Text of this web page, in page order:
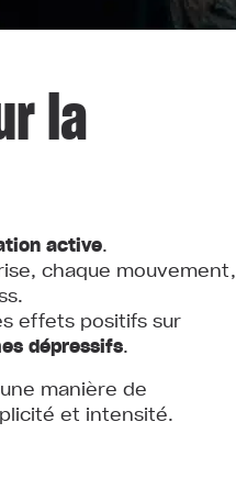
la
active.
chaque mouvement,
effets positifs sur
dépressifs.
manière de
et intensité.